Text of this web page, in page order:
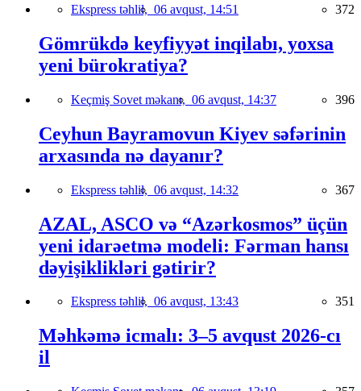
Ekspress təhlil, 06 avqust, 14:51 372
Gömrükdə keyfiyyət inqilabı, yoxsa
yeni bürokratiya?
Keçmiş Sovet məkanı, 06 avqust, 14:37 396
Ceyhun Bayramovun Kiyev səfərinin
arxasında nə dayanır?
Ekspress təhlil, 06 avqust, 14:32 367
AZAL, ASCO və “Azərkosmos” üçün
yeni idarəetmə modeli: Fərman hansı
dəyişiklikləri gətirir?
Ekspress təhlil, 06 avqust, 13:43 351
Məhkəmə icmalı: 3–5 avqust 2026-cı
il